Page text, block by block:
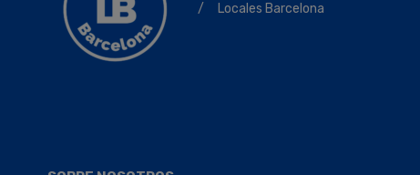
/ Locales Barcelona